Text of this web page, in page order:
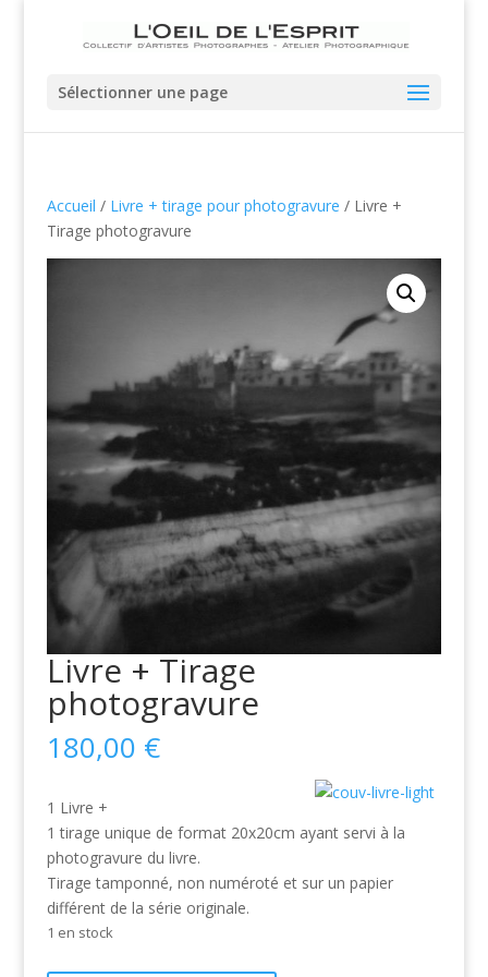
Sélectionner une page
Accueil / Livre + tirage pour photogravure / Livre +
Tirage photogravure
Livre + Tirage
photogravure
180,00 €
1 Livre +
1 tirage unique de format 20x20cm ayant servi à la
photogravure du livre.
Tirage tamponné, non numéroté et sur un papier
différent de la série originale.
1 en stock